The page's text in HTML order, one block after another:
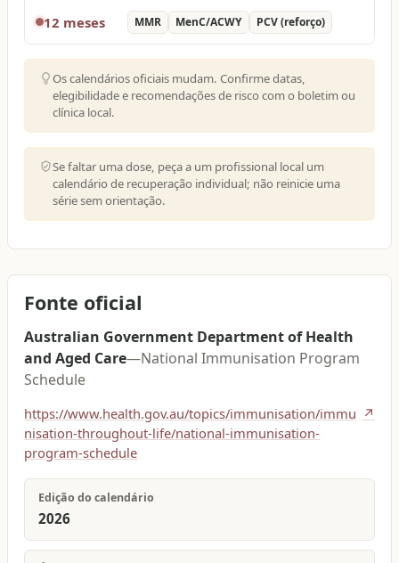
12 meses MMR MenC/ACWY PCV (reforço)
Os calendários oficiais mudam. Confirme datas,
elegibilidade e recomendações de risco com o boletim ou
clínica local.
Se faltar uma dose, peça a um profissional local um
calendário de recuperação individual; não reinicie uma
série sem orientação.
Fonte oficial
Australian Government Department of Health
and Aged Care—National Immunisation Program
Schedule
https://www.health.gov.au/topics/immunisation/immu
nisation-throughout-life/national-immunisation-
program-schedule
↗
Edição do calendário
2026